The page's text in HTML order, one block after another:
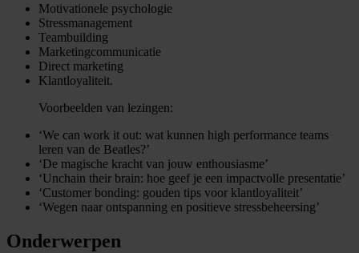
Motivationele psychologie
Stressmanagement
Teambuilding
Marketingcommunicatie
Direct marketing
Klantloyaliteit.
Voorbeelden van lezingen:
‘We can work it out: wat kunnen high performance teams
leren van de Beatles?’
‘De magische kracht van jouw enthousiasme’
‘Unchain their brain: hoe geef je een impactvolle presentatie’
‘Customer bonding: gouden tips voor klantloyaliteit’
‘Wegen naar ontspanning en positieve stressbeheersing’
Onderwerpen